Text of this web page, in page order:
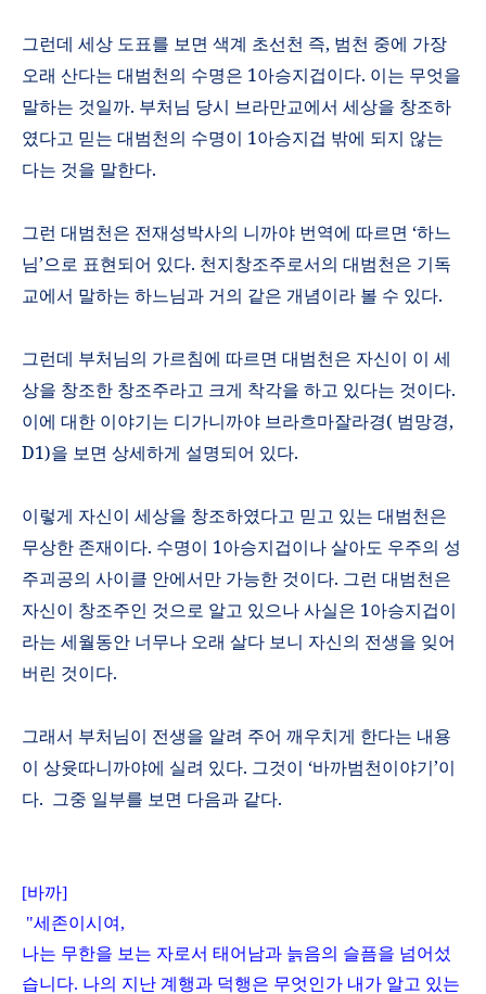
그런데 세상 도표를 보면 색계 초선천 즉, 범천 중에 가장
오래 산다는 대범천의 수명은 1아승지겁이다. 이는 무엇을
말하는 것일까. 부처님 당시 브라만교에서 세상을 창조하
였다고 믿는 대범천의 수명이 1아승지겁 밖에 되지 않는
다는 것을 말한다.
그런 대범천은 전재성박사의 니까야 번역에 따르면 ‘하느
님’으로 표현되어 있다. 천지창조주로서의 대범천은 기독
교에서 말하는 하느님과 거의 같은 개념이라 볼 수 있다.
그런데 부처님의 가르침에 따르면 대범천은 자신이 이 세
상을 창조한 창조주라고 크게 착각을 하고 있다는 것이다.
이에 대한 이야기는 디가니까야 브라흐마잘라경( 범망경,
D1)을 보면 상세하게 설명되어 있다.
이렇게 자신이 세상을 창조하였다고 믿고 있는 대범천은
무상한 존재이다. 수명이 1아승지겁이나 살아도 우주의 성
주괴공의 사이클 안에서만 가능한 것이다. 그런 대범천은
자신이 창조주인 것으로 알고 있으나 사실은 1아승지겁이
라는 세월동안 너무나 오래 살다 보니 자신의 전생을 잊어
버린 것이다.
그래서 부처님이 전생을 알려 주어 깨우치게 한다는 내용
이 상윳따니까야에 실려 있다. 그것이 ‘바까범천이야기’이
다. 그중 일부를 보면 다음과 같다.
[바까]
"세존이시여 ,
나는 무한을 보는 자로서 태어남과 늙음의 슬픔을 넘어섰
습니다. 나의 지난 계행과 덕행은 무엇인가 내가 알고 있는